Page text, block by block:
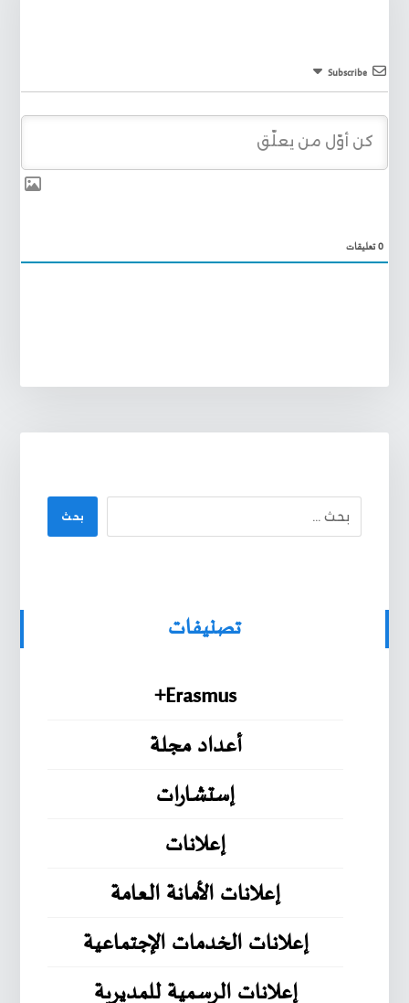
Subscribe
0تعليقات
بحث
تصنيفات
Erasmus+
أعداد مجلة
إستشارات
إعلانات
إعلانات الأمانة العامة
إعلانات الخدمات الإجتماعية
إعلانات الرسمية للمديرية